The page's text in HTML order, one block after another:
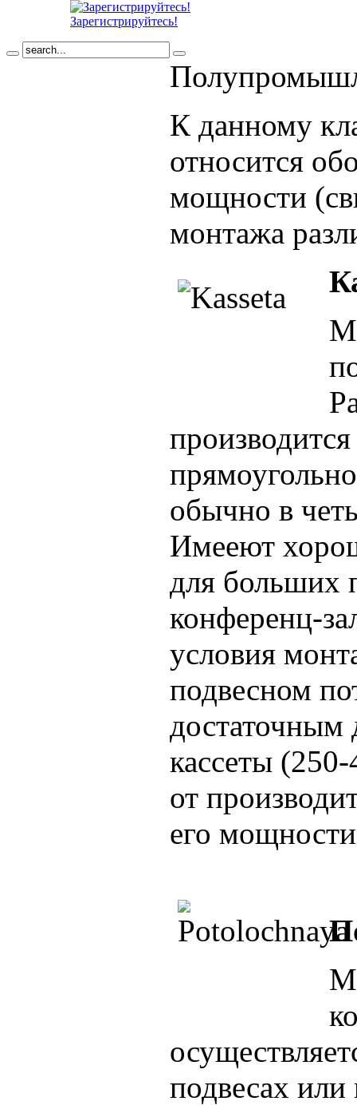
Зарегистрируйтесь!
К данному
относится
мощности
монтажа
обычно в
Имееют
для больших
конференц-
условия
подвесном
достаточным
кассеты
от
его
подвесах